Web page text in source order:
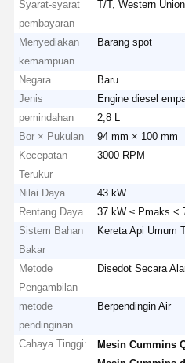
Syarat-syarat
pembayaran
T/T, Western Union
Menyediakan
kemampuan
Barang spot
Negara
Baru
Jenis
Engine diesel
pemindahan
2,8 L
Bor × Pukulan
94 mm × 100 mm
Kecepatan
Terukur
3000 RPM
Nilai Daya
43 kW
Rentang Daya
37 kW ≤ Pmaks <
Sistem Bahan
Bakar
Kereta Api Umum
Metode
Pengambilan
Disedot Secara
metode
pendinginan
Berpendingin Air
Cahaya Tinggi: Mesin Cummins